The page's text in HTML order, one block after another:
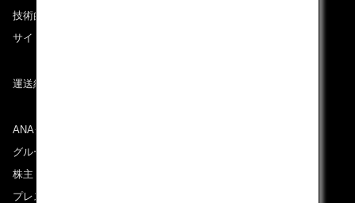
技術的なお問い合わせ（推奨環境）
サイトマップ
運送約款
ANAグループについて
グループ企業一覧
株主・投資家情報
プレスリリース